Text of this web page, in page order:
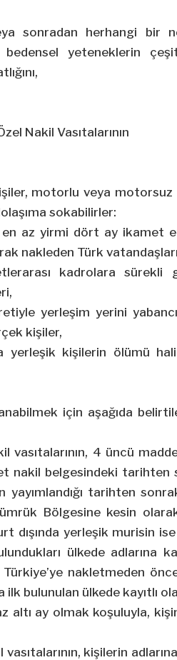
sonradan herhangi bir
yeteneklerin
Nakil Vasıtalarının
motorlu veya motorsuz
sokabilirler:
en az yirmi dört ay ikamet
nakleden Türk
kadrolara
yerleşim yerini
kişiler,
yerleşik kişilerin ölümü
için aşağıda
4 üncü
nakil belgesindeki tarihten
yayımlandığı tarihten
Bölgesine kesin
dışında yerleşik murisin
ülkede adlarına
nakletmeden
bulunulan ülkede kayıtlı
altı ay olmak koşuluyla,
kişilerin adlarına